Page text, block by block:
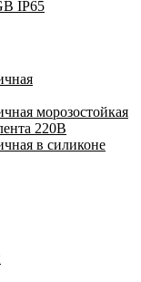
IP65
морозостойкая
220В
в силиконе